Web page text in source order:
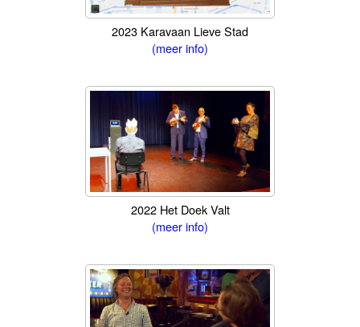
2023 Karavaan Lieve Stad
(meer info)
2022 Het Doek Valt
(meer info)